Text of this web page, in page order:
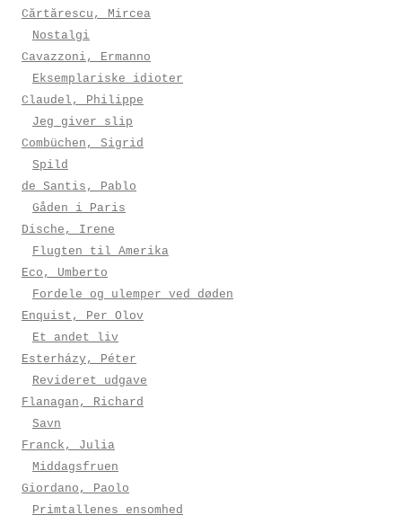
Cărtărescu, Mircea
Nostalgi
Cavazzoni, Ermanno
Eksemplariske idioter
Claudel, Philippe
Jeg giver slip
Combüchen, Sigrid
Spild
de Santis, Pablo
Gåden i Paris
Dische, Irene
Flugten til Amerika
Eco, Umberto
Fordele og ulemper ved døden
Enquist, Per Olov
Et andet liv
Esterházy, Péter
Revideret udgave
Flanagan, Richard
Savn
Franck, Julia
Middagsfruen
Giordano, Paolo
Primtallenes ensomhed